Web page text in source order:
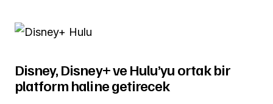
Disney, Disney+ ve Hulu’yu ortak bir
platform haline getirecek